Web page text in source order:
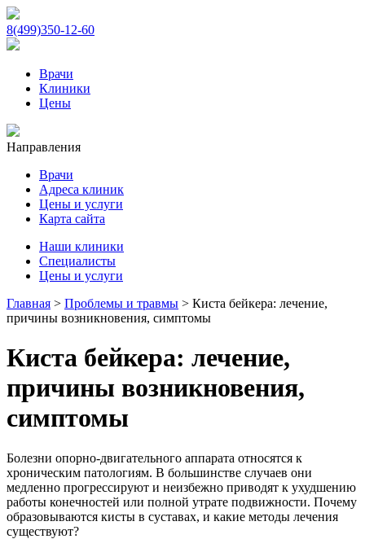
8(499)350-12-60
Врачи
Клиники
Цены
Направления
Врачи
Адреса клиник
Цены и услуги
Карта сайта
Наши клиники
Специалисты
Цены и услуги
Главная > Проблемы и травмы > Киста бейкера: лечение,
причины возникновения, симптомы
Киста бейкера: лечение,
причины возникновения,
симптомы
Болезни опорно-двигательного аппарата относятся к
хроническим патологиям. В большинстве случаев они
медленно прогрессируют и неизбежно приводят к ухудшению
работы конечностей или полной утрате подвижности. Почему
образовываются кисты в суставах, и какие методы лечения
существуют?